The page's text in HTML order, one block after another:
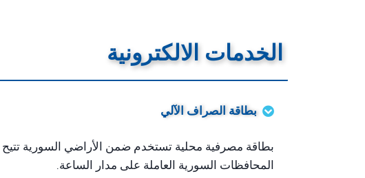
الخدمات الالكترونية
بطاقة الصراف الآلي
بطاقة مصرفية محلية تستخدم ضمن الأراضي السورية
المحافظات السورية العاملة على مدار الساعة.